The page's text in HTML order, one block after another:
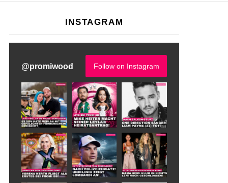
INSTAGRAM
@promiwood Follow on Instagram